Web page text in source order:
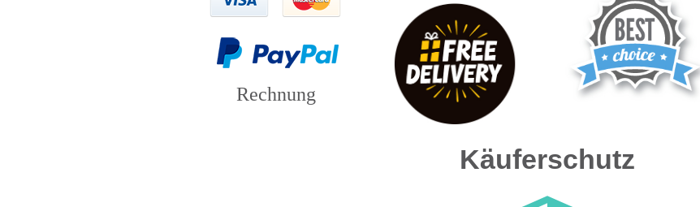
Rechnung
Käuferschutz